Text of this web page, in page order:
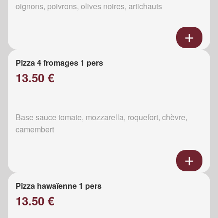
oignons, poivrons, olives noires, artichauts
Pizza 4 fromages 1 pers
13.50 €
Base sauce tomate, mozzarella, roquefort, chèvre,
camembert
Pizza hawaïenne 1 pers
13.50 €